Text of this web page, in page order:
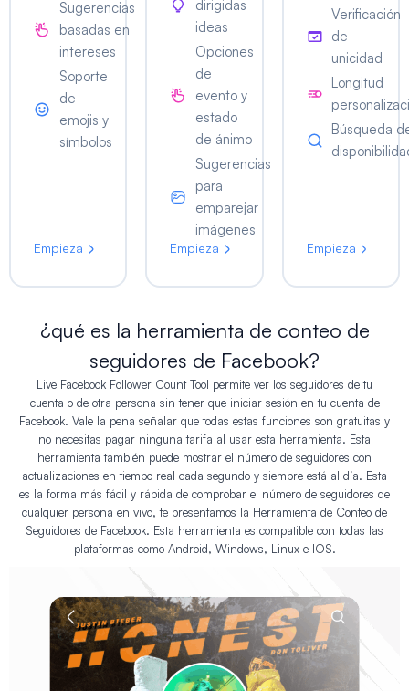
Sugerencias
basadas en
intereses
Soporte
de
emojis y
símbolos
Empieza
dirigidas
ideas
Opciones
de
evento y
estado
de ánimo
Sugerencias
para
emparejar
imágenes
Empieza
Verificación
de
unicidad
Longitud
Búsqueda
Empieza
¿qué es la herramienta de conteo de
seguidores de Facebook?
Live Facebook Follower Count Tool permite ver los seguidores de tu
cuenta o de otra persona sin tener que iniciar sesión en tu cuenta de
Facebook. Vale la pena señalar que todas estas funciones son gratuitas y
no necesitas pagar ninguna tarifa al usar esta herramienta. Esta
herramienta también puede mostrar el número de seguidores con
actualizaciones en tiempo real cada segundo y siempre está al día. Esta
es la forma más fácil y rápida de comprobar el número de seguidores de
cualquier persona en vivo, te presentamos la Herramienta de Conteo de
Seguidores de Facebook. Esta herramienta es compatible con todas las
plataformas como Android, Windows, Linux e IOS.